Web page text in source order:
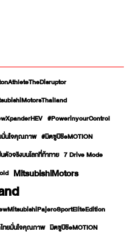
#PowerinyourControl
มั่นใจคุณภาพ #มิตซูบิชิeMOTION
ตัวจริงบนโลกที่ท้าทาย 7 Drive Mode
MitsubishiMotors
ทยมั่นใจคุณภาพ มิตซูบิชิeMOTION